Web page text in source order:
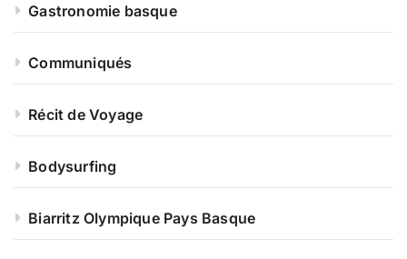
Gastronomie basque
Communiqués
Récit de Voyage
Bodysurfing
Biarritz Olympique Pays Basque